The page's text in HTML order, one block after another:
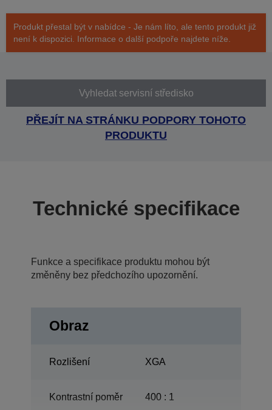
Produkt přestal být v nabídce - Je nám líto, ale tento produkt již
není k dispozici. Informace o další podpoře najdete níže.
Vyhledat servisní středisko
PŘEJÍT NA STRÁNKU PODPORY TOHOTO
PRODUKTU
Technické specifikace
Funkce a specifikace produktu mohou být
změněny bez předchozího upozornění.
Obraz
Rozlišení XGA
Kontrastní poměr 400 : 1